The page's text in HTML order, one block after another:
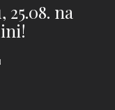
25.08. na